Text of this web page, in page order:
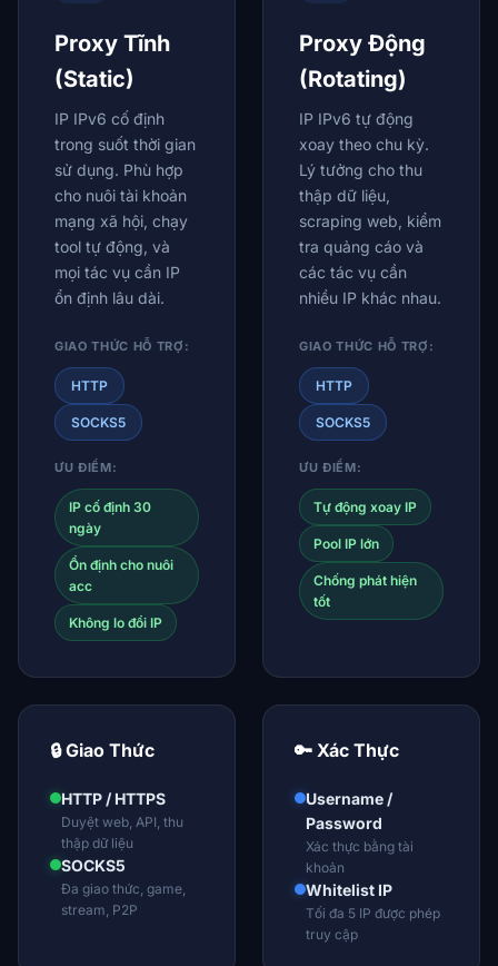
Proxy Tĩnh
(Static)
IP IPv6 cố định
trong suốt thời gian
sử dụng. Phù hợp
cho nuôi tài khoản
mạng xã hội, chạy
tool tự động, và
mọi tác vụ cần IP
ổn định lâu dài.
GIAO THỨC HỖ TRỢ:
HTTP
SOCKS5
ƯU ĐIỂM:
IP cố định 30
ngày
Ổn định cho nuôi
acc
Không lo đổi IP
Proxy Động
(Rotating)
IP IPv6 tự động
xoay theo chu kỳ.
Lý tưởng cho thu
thập dữ liệu,
scraping web, kiểm
tra quảng cáo và
các tác vụ cần
nhiều IP khác nhau.
GIAO THỨC HỖ TRỢ:
HTTP
SOCKS5
ƯU ĐIỂM:
Tự động xoay IP
Pool IP lớn
Chống phát hiện
tốt
🔒 Giao Thức
HTTP / HTTPS
Duyệt web, API, thu
thập dữ liệu
SOCKS5
Đa giao thức, game,
stream, P2P
🔑 Xác Thực
Username /
Password
Xác thực bằng tài
khoản
Whitelist IP
Tối đa 5 IP được phép
truy cập